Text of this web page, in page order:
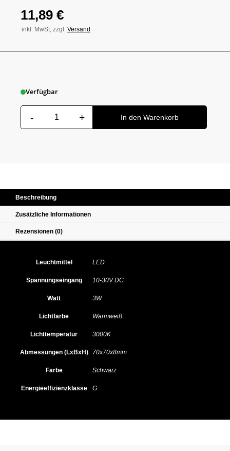
11,89 €
inkl. MwSt, zzgl. Versand
Verfügbar
- + In den Warenkorb
Beschreibung
Zusätzliche Informationen
Rezensionen (0)
Leuchtmittel LED
Spannungseingang 10-30V DC
Watt 3W
Lichtfarbe Warmweiß
Lichttemperatur 3000K
Abmessungen (LxBxH) 70x70x8mm
Farbe Schwarz
Energieeffizienzklasse G